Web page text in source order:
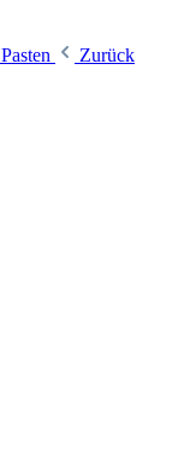
Zurück